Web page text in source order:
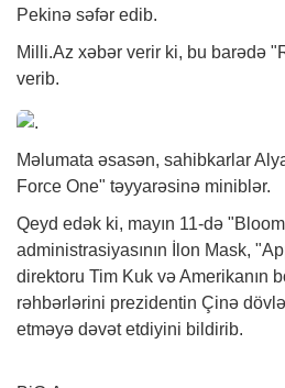
Pekinə səfər edib.
Milli.Az xəbər verir ki, bu barədə
verib.
Məlumata əsasən, sahibkarlar
Force One" təyyarəsinə miniblər.
Qeyd edək ki, mayın 11-də
administrasiyasının İlon Mask,
direktoru Tim Kuk və Amerikanın
rəhbərlərini prezidentin Çinə
etməyə dəvət etdiyini bildirib.